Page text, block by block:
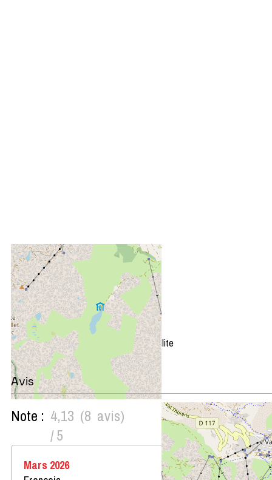
+−
OpenStreetMap
Satellite
Leaflet|©OpenStreetMap
Avis
Note : 4,13
/ 5
(8 avis)
Mars 2026